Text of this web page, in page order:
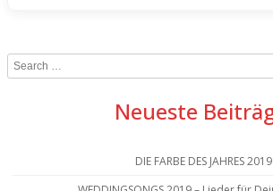
Search
Neueste
DIE FARBE DES JAHRES 2019